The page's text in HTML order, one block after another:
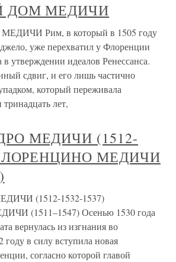
ДОМ МЕДИЧИ
Рим, в который в 1505 году
уже перехватил у Флоренции
в утверждении идеалов Ренессанса.
сдвиг, и его лишь частично
который переживала
лет,
МЕДИЧИ (1512-
ЛОРЕНЦИНО МЕДИЧИ
(1512-1532-1537)
(1511–1547) Осенью 1530 года
вернулась из изгнания во
в силу вступила новая
согласно которой главой